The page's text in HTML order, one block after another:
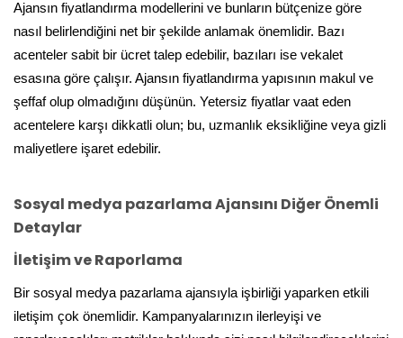
Ajansın fiyatlandırma modellerini ve bunların bütçenize göre
nasıl belirlendiğini net bir şekilde anlamak önemlidir. Bazı
acenteler sabit bir ücret talep edebilir, bazıları ise vekalet
esasına göre çalışır. Ajansın fiyatlandırma yapısının makul ve
şeffaf olup olmadığını düşünün. Yetersiz fiyatlar vaat eden
acentelere karşı dikkatli olun; bu, uzmanlık eksikliğine veya gizli
maliyetlere işaret edebilir.
Sosyal medya pazarlama Ajansını Diğer Önemli
Detaylar
İletişim ve Raporlama
Bir sosyal medya pazarlama ajansıyla işbirliği yaparken etkili
iletişim çok önemlidir. Kampanyalarınızın ilerleyişi ve